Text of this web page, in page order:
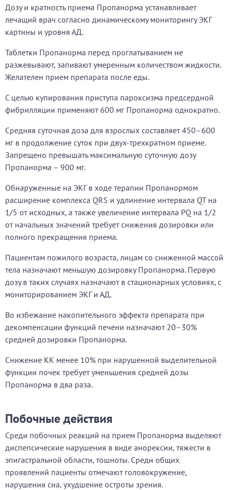
Дозу и кратность приема Пропанорма устанавливает
лечащий врач согласно динамическому мониторингу ЭКГ
картины и уровня АД.
Таблетки Пропанорма перед проглатыванием не
разжевывают, запивают умеренным количеством жидкости.
Желателен прием препарата после еды.
С целью купирования приступа пароксизма предсердной
фибрилляции применяют 600 мг Пропанорма однократно.
Средняя суточная доза для взрослых составляет 450–600
мг в продолжение суток при двух-трехкратном приеме.
Запрещено превышать максимальную суточную дозу
Пропанорма – 900 мг.
Обнаруженные на ЭКГ в ходе терапии Пропанормом
расширение комплекса QRS и удлинение интервала QT на
1/5 от исходных, а также увеличение интервала PQ на 1/2
от начальных значений требует снижения дозировки или
полного прекращения приема.
Пациентам пожилого возраста, лицам со сниженной массой
тела назначают меньшую дозировку Пропанорма. Первую
дозу в таких случаях назначают в стационарных условиях, с
мониторированием ЭКГ и АД.
Во избежание накопительного эффекта препарата при
декомпенсации функций печени назначают 20–30%
средней дозировки Пропанорма.
Снижение КК менее 10% при нарушенной выделительной
функции почек требует уменьшения средней дозы
Пропанорма в два раза.
Побочные действия
Среди побочных реакций на прием Пропанорма выделяют
диспепсические нарушения в виде анорексии, тяжести в
эпигастральной области, тошноты. Среди общих
проявлений пациенты отмечают головокружение,
нарушения сна, ухудшение остроты зрения.